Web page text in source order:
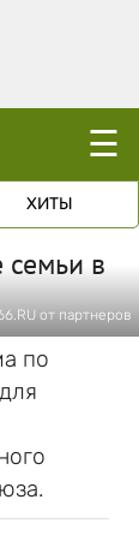
☰
ХИТЫ
семьи в
от партнеров
по